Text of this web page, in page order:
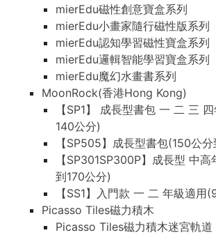
mierEdu磁性創意寶盒系列
mierEdu小畫家隨行磁性版系列
mierEdu認知學習磁性寶盒系列
mierEdu邏輯智能學習寶盒系列
mierEdu魔幻水畫書系列
MoonRock(香港Hong Kong)
【SP1】 成長型書包 一 二 三
140公分)
【SP505】成長型書包(150公
【SP301SP300P】成長型 中
到170公分)
【SS1】入門款 一 二 年級適用
Picasso Tiles磁力積木
Picasso Tiles磁力積木迷宮軌道
mierEdu磁性創意寶盒系列
mierEdu小畫家隨行磁性版系列
mierEdu認知學習磁性寶盒系列
mierEdu邏輯智能學習寶盒系列
mierEdu魔幻水畫書系列
MoonRock(香港Hong Kong)
【SP1】 成長型書包 一 二 三
140公分)
【SP505】成長型書包(150公
【SP301SP300P】成長型 中
到170公分)
【SS1】入門款 一 二 年級適用
Picasso Tiles磁力積木
Picasso Tiles磁力積木迷宮軌道